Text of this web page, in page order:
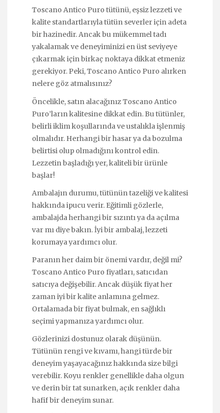
Toscano Antico Puro tütünü, eşsiz lezzeti ve
kalite standartlarıyla tütün severler için adeta
bir hazinedir. Ancak bu mükemmel tadı
yakalamak ve deneyiminizi en üst seviyeye
çıkarmak için birkaç noktaya dikkat etmeniz
gerekiyor. Peki, Toscano Antico Puro alırken
nelere göz atmalısınız?
Öncelikle, satın alacağınız Toscano Antico
Puro’ların kalitesine dikkat edin. Bu tütünler,
belirli iklim koşullarında ve ustalıkla işlenmiş
olmalıdır. Herhangi bir hasar ya da bozulma
belirtisi olup olmadığını kontrol edin.
Lezzetin başladığı yer, kaliteli bir ürünle
başlar!
Ambalajın durumu, tütünün tazeliği ve kalitesi
hakkında ipucu verir. Eğitimli gözlerle,
ambalajda herhangi bir sızıntı ya da açılma
var mı diye bakın. İyi bir ambalaj, lezzeti
korumaya yardımcı olur.
Paranın her daim bir önemi vardır, değil mi?
Toscano Antico Puro fiyatları, satıcıdan
satıcıya değişebilir. Ancak düşük fiyat her
zaman iyi bir kalite anlamına gelmez.
Ortalamada bir fiyat bulmak, en sağlıklı
seçimi yapmanıza yardımcı olur.
Gözlerinizi dostunuz olarak düşünün.
Tütünün rengi ve kıvamı, hangi türde bir
deneyim yaşayacağınız hakkında size bilgi
verebilir. Koyu renkler genellikle daha olgun
ve derin bir tat sunarken, açık renkler daha
hafif bir deneyim sunar.